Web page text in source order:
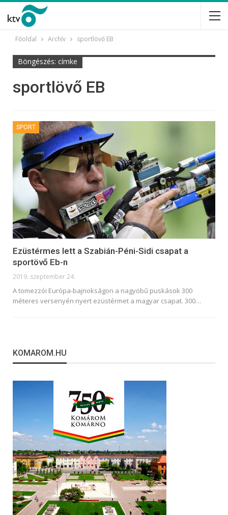
Főoldal Archív sportlövő EB
Böngészés: címke
sportlövő EB
SPORT
Ezüstérmes lett a Szabián-Péni-Sidi csapat a
sportövő Eb-n
2019. szeptember 24.
A tomezzói Európa-bajnokságon a nagyöbű puskások 300
méteres versenyén nyert ezüstérmet a magyar csapat. 300…
KOMAROM.HU